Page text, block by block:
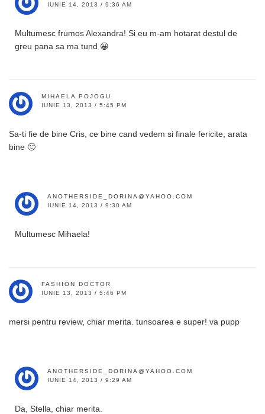
IUNIE 14, 2013 / 9:36 AM
Multumesc frumos Alexandra! Si eu m-am hotarat destul de
greu pana sa ma tund 😀
MIHAELA POJOGU
IUNIE 13, 2013 / 5:45 PM
Sa-ti fie de bine Cris, ce bine cand vedem si finale fericite, arata
bine 🙂
ANOTHERSIDE_DORINA@YAHOO.COM
IUNIE 14, 2013 / 9:30 AM
Multumesc Mihaela!
FASHION DOCTOR
IUNIE 13, 2013 / 5:46 PM
mersi pentru review, chiar merita. tunsoarea e super! va pupp
ANOTHERSIDE_DORINA@YAHOO.COM
IUNIE 14, 2013 / 9:29 AM
Da, Stella, chiar merita.